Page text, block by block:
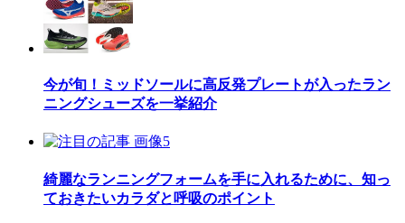
今が旬！ミッドソールに高反発プレートが入ったラン
ニングシューズを一挙紹介
綺麗なランニングフォームを手に入れるために、知っ
ておきたいカラダと呼吸のポイント